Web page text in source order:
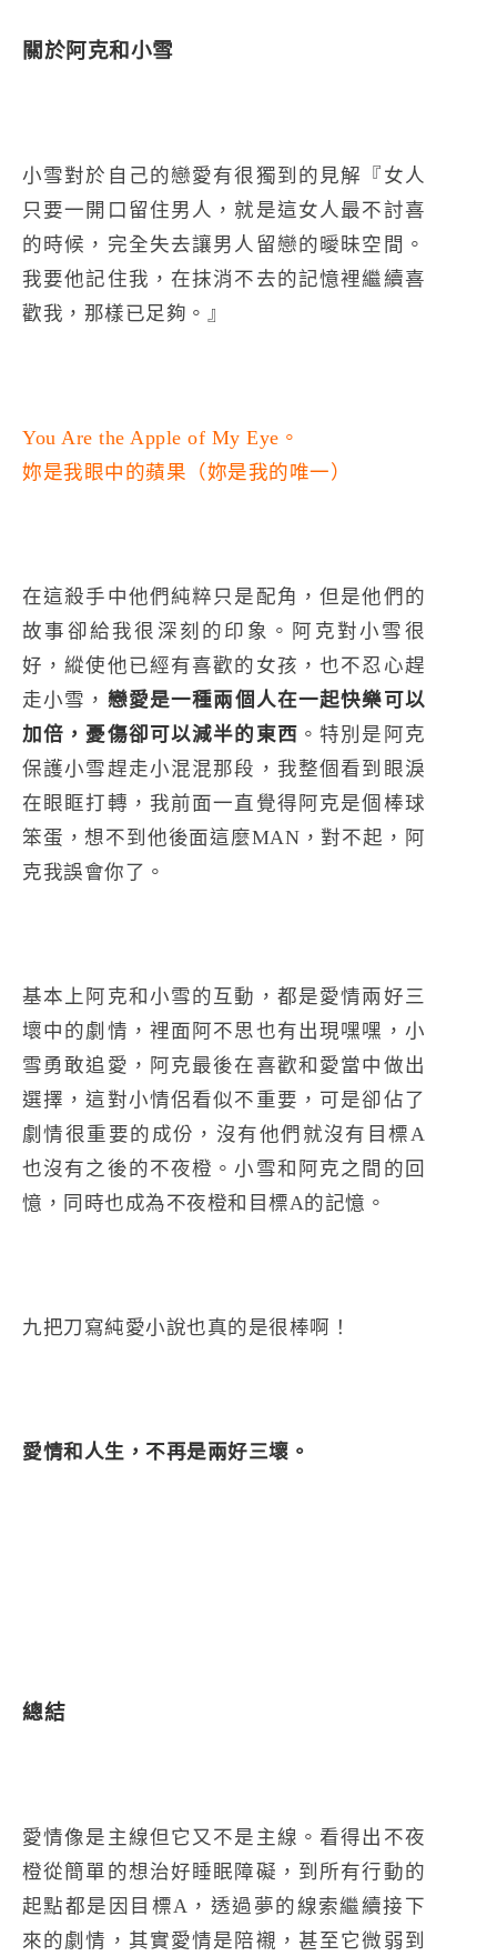
關於阿克和小雪
小雪對於自己的戀愛有很獨到的見解『女人
只要一開口留住男人，就是這女人最不討喜
的時候，完全失去讓男人留戀的曖昧空間。
我要他記住我，在抹消不去的記憶裡繼續喜
歡我，那樣已足夠。』
You Are the Apple of My Eye。
妳是我眼中的蘋果（妳是我的唯一）
在這殺手中他們純粹只是配角，但是他們的
故事卻給我很深刻的印象。阿克對小雪很
好，縱使他已經有喜歡的女孩，也不忍心趕
走小雪， 戀愛是一種兩個人在一起快樂可以
加倍，憂傷卻可以減半的東西 。特別是阿克
保護小雪趕走小混混那段，我整個看到眼淚
在眼眶打轉，我前面一直覺得阿克是個棒球
笨蛋，想不到他後面這麼MAN，對不起，阿
克我誤會你了。
基本上阿克和小雪的互動，都是愛情兩好三
壞中的劇情，裡面阿不思也有出現嘿嘿，小
雪勇敢追愛，阿克最後在喜歡和愛當中做出
選擇，這對小情侶看似不重要，可是卻佔了
劇情很重要的成份，沒有他們就沒有目標A
也沒有之後的不夜橙。小雪和阿克之間的回
憶，同時也成為不夜橙和目標A的記憶。
九把刀寫純愛小說也真的是很棒啊！
愛情和人生，不再是兩好三壞。
總結
愛情像是主線但它又不是主線。看得出不夜
橙從簡單的想治好睡眠障礙，到所有行動的
起點都是因目標A，透過夢的線索繼續接下
來的劇情，其實愛情是陪襯，甚至它微弱到